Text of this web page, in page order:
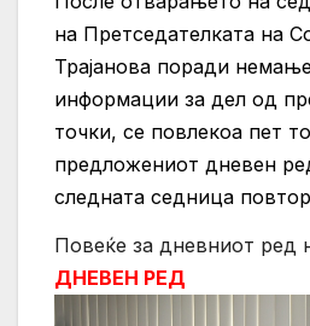
на Претседателката на
Трајанова поради
информации за дел од
точки, се повлекоа пет
предложениот дневен
следната седница
Повеќе за дневниот ред
ДНЕВЕН РЕД